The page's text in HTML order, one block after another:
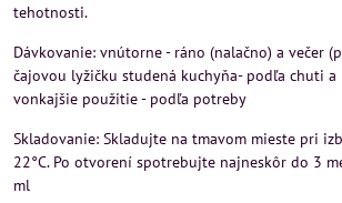
tehotnosti.
Dávkovanie: vnútorne - ráno (nalačno) a večer
čajovou lyžičku studená kuchyňa- podľa chuti a
vonkajšie použitie - podľa potreby
Skladovanie: Skladujte na tmavom mieste pri
22°C. Po otvorení spotrebujte najneskôr do 3
ml